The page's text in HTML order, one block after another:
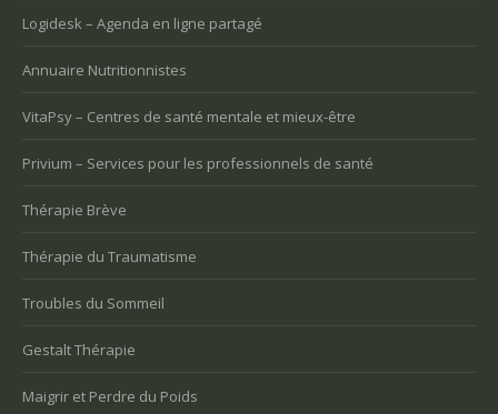
Logidesk – Agenda en ligne partagé
Annuaire Nutritionnistes
VitaPsy – Centres de santé mentale et mieux-être
Privium – Services pour les professionnels de santé
Thérapie Brève
Thérapie du Traumatisme
Troubles du Sommeil
Gestalt Thérapie
Maigrir et Perdre du Poids